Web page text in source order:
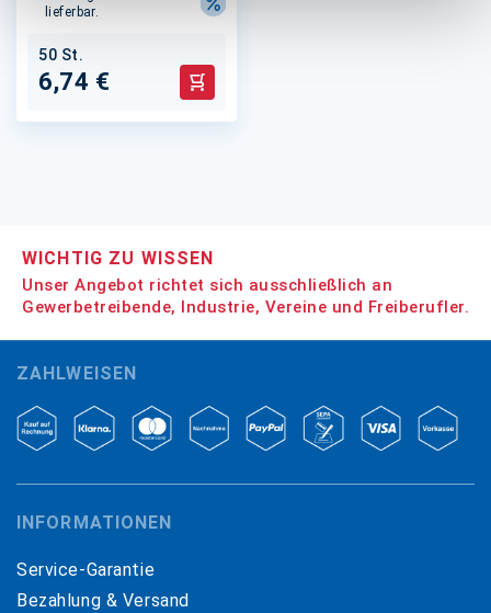
lieferbar.
50 St.
6,74 € In den Warenkorb
WICHTIG ZU WISSEN
Unser Angebot richtet sich ausschließlich an
Gewerbetreibende, Industrie, Vereine und Freiberufler.
ZAHLWEISEN
INFORMATIONEN
Service-Garantie
Bezahlung & Versand